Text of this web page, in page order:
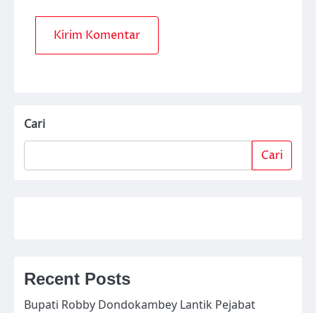
Cari
Cari
Recent Posts
Bupati Robby Dondokambey Lantik Pejabat